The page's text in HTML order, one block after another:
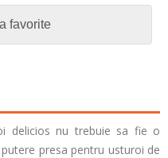
favorite
delicios nu trebuie sa fie o
presa pentru usturoi de